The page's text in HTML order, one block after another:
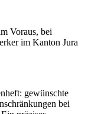
Voraus, bei
im Kanton Jura
gewünschte
bei